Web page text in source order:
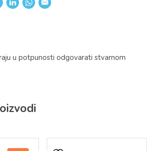
u potpunosti odgovarati stvarnom